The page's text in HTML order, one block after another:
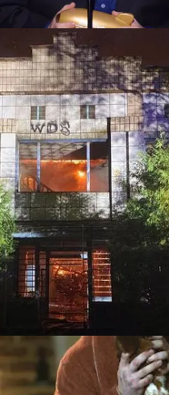
Области Умер
Шоу: Куда
Создатель